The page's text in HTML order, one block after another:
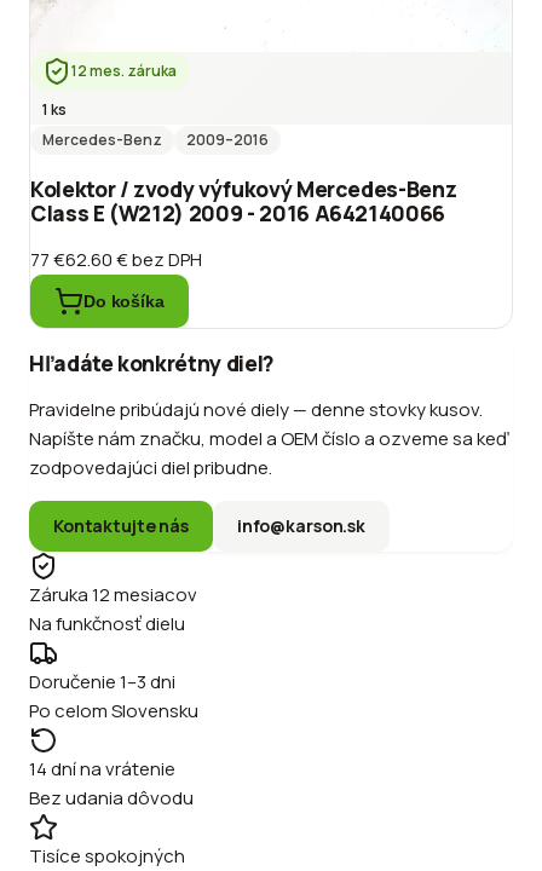
12 mes. záruka
1 ks
Mercedes-Benz
2009–2016
Kolektor / zvody výfukový Mercedes-Benz
Class E (W212) 2009 - 2016 A642140066
77 €62.60 €bez DPH
Do košíka
Hľadáte konkrétny diel?
Pravidelne pribúdajú nové diely — denne stovky kusov.
Napíšte nám značku, model a OEM číslo a ozveme sa keď
zodpovedajúci diel pribudne.
Kontaktujte nás info@karson.sk
Záruka 12 mesiacov
Na funkčnosť dielu
Doručenie 1–3 dni
Po celom Slovensku
14 dní na vrátenie
Bez udania dôvodu
Tisíce spokojných